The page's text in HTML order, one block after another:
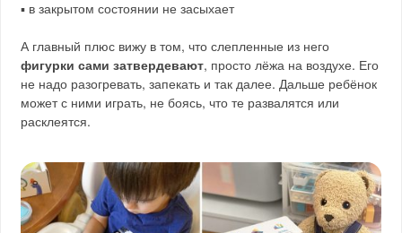
▪ в закрытом состоянии не засыхает
А главный плюс вижу в том, что слепленные из него
фигурки сами затвердевают, просто лёжа на воздухе. Его
не надо разогревать, запекать и так далее. Дальше ребёнок
может с ними играть, не боясь, что те развалятся или
расклеятся.